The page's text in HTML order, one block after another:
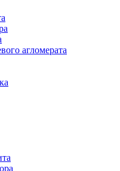
агломерата